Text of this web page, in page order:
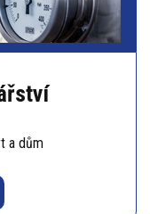
a dům